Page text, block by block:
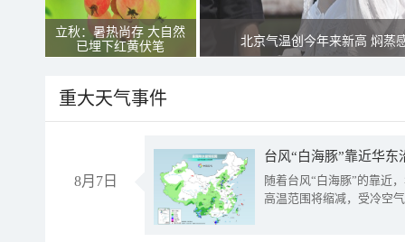
立秋：暑热尚存 大自然
已埋下红黄伏笔
北京气温创今年来新高 焖蒸
重大天气事件
8月7日
台风“白海豚”靠近华
随着台风“白海豚”的靠近
高温范围将缩减，受冷空